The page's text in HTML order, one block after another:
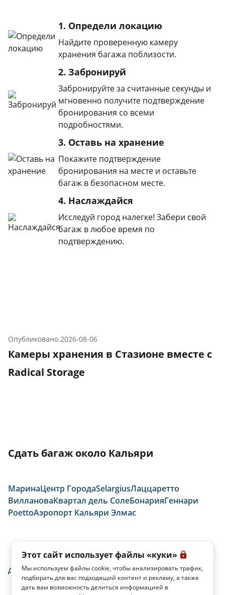
Этот сайт использует файлы «куки»
Мы используем файлы cookie, чтобы анализировать трафик,
подбирать для вас подходящий контент и рекламу, а также
дать вам возможность делиться информацией в
Опубликовано 2026-08-06
Камеры хранения в Стазионе вместе с
Radical Storage
Сдать багаж около Кальяри
МаринаЦентр ГородаSelargiusЛаццаретто
ВиллановаКвартал дель СолеБонарияГеннари
PoettoАэропорт Кальяри Элмас
домой Кальяри Стазионе
1. Определи локацию
Найдите проверенную камеру
хранения багажа поблизости.
2. Забронируй
Забронируйте за считанные секунды и
мгновенно получите подтверждение
бронирования со всеми
подробностями.
3. Оставь на хранение
Покажите подтверждение
бронирования на месте и оставьте
багаж в безопасном месте.
4. Наслаждайся
Исследуй город налегке! Забери свой
багаж в любое время по
подтверждению.